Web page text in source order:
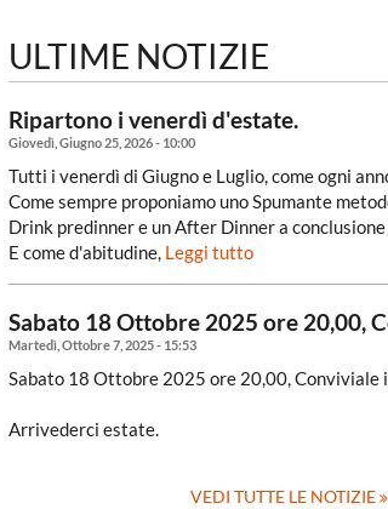
ULTIME NOTIZIE
Ripartono i venerdì d'estate.
Giovedì, Giugno 25, 2026 - 10:00
Tutti i venerdì di Giugno e Luglio, come ogni
Come sempre proponiamo uno Spumante
Drink predinner e un After Dinner a
E come d'abitudine, Leggi tutto
Sabato 18 Ottobre 2025 ore 20,00,
Martedì, Ottobre 7, 2025 - 15:53
Sabato 18 Ottobre 2025 ore 20,00, Conviviale
Arrivederci estate.
VEDI TUTTE LE NOTIZIE